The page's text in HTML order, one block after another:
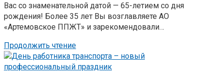
Вас со знаменательной датой — 65-летием со дня
рождения! Более 35 лет Вы возглавляете АО
«Артемовское ППЖТ» и зарекомендовали…
Продолжить чтение